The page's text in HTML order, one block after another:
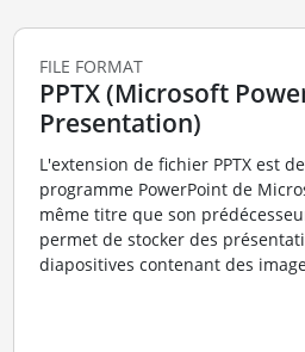
FILE FORMAT
PPTX (Microsoft
Presentation)
L'extension de fichier PPTX est
programme PowerPoint de
même titre que son
permet de stocker des
diapositives contenant des